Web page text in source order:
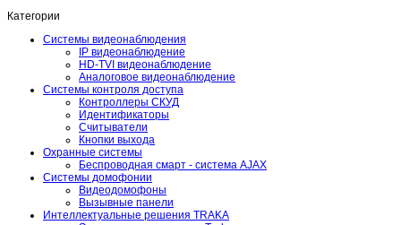
Категории
Системы видеонаблюдения
IP видеонаблюдение
HD-TVI видеонаблюдение
Аналоговое видеонаблюдение
Системы контроля доступа
Контроллеры СКУД
Идентификаторы
Считыватели
Кнопки выхода
Охранные системы
Беспроводная смарт - система AJAX
Системы домофонии
Видеодомофоны
Вызывные панели
Интеллектуальные решения TRAKA